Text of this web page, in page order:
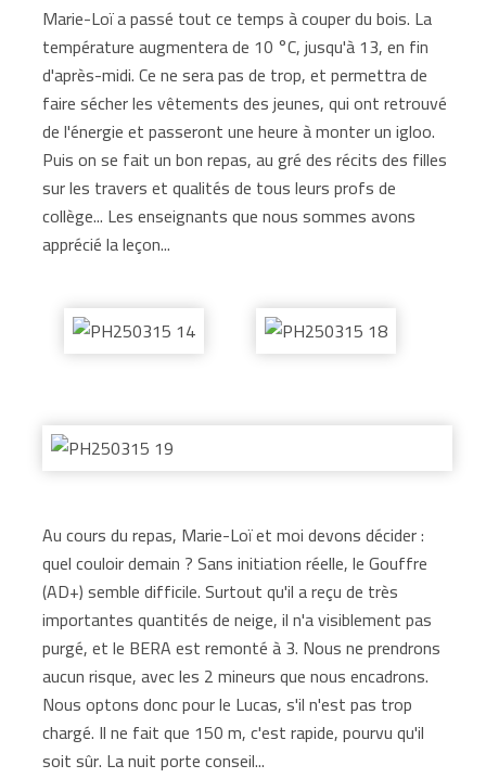
Marie-Loï a passé tout ce temps à couper du bois. La
température augmentera de 10 °C, jusqu'à 13, en fin
d'après-midi. Ce ne sera pas de trop, et permettra de
faire sécher les vêtements des jeunes, qui ont retrouvé
de l'énergie et passeront une heure à monter un igloo.
Puis on se fait un bon repas, au gré des récits des filles
sur les travers et qualités de tous leurs profs de
collège... Les enseignants que nous sommes avons
apprécié la leçon...
Au cours du repas, Marie-Loï et moi devons décider :
quel couloir demain ? Sans initiation réelle, le Gouffre
(AD+) semble difficile. Surtout qu'il a reçu de très
importantes quantités de neige, il n'a visiblement pas
purgé, et le BERA est remonté à 3. Nous ne prendrons
aucun risque, avec les 2 mineurs que nous encadrons.
Nous optons donc pour le Lucas, s'il n'est pas trop
chargé. Il ne fait que 150 m, c'est rapide, pourvu qu'il
soit sûr. La nuit porte conseil...